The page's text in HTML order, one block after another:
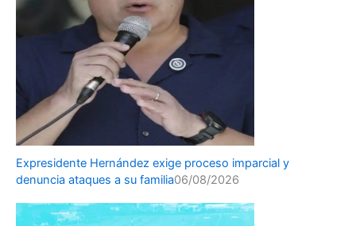
Expresidente Hernández exige proceso imparcial y
denuncia ataques a su familia06/08/2026